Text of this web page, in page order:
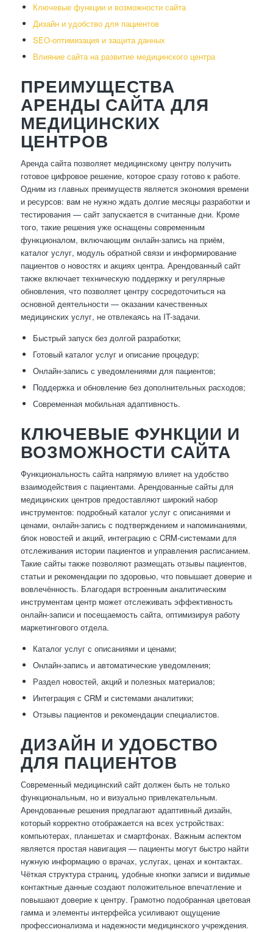
Ключевые функции и возможности сайта
Дизайн и удобство для пациентов
SEO-оптимизация и защита данных
Влияние сайта на развитие медицинского центра
ПРЕИМУЩЕСТВА
АРЕНДЫ САЙТА ДЛЯ
МЕДИЦИНСКИХ
ЦЕНТРОВ
Аренда сайта позволяет медицинскому центру получить
готовое цифровое решение, которое сразу готово к работе.
Одним из главных преимуществ является экономия времени
и ресурсов: вам не нужно ждать долгие месяцы разработки и
тестирования — сайт запускается в считанные дни. Кроме
того, такие решения уже оснащены современным
функционалом, включающим онлайн-запись на приём,
каталог услуг, модуль обратной связи и информирование
пациентов о новостях и акциях центра. Арендованный сайт
также включает техническую поддержку и регулярные
обновления, что позволяет центру сосредоточиться на
основной деятельности — оказании качественных
медицинских услуг, не отвлекаясь на IT-задачи.
Быстрый запуск без долгой разработки;
Готовый каталог услуг и описание процедур;
Онлайн-запись с уведомлениями для пациентов;
Поддержка и обновление без дополнительных расходов;
Современная мобильная адаптивность.
КЛЮЧЕВЫЕ ФУНКЦИИ И
ВОЗМОЖНОСТИ САЙТА
Функциональность сайта напрямую влияет на удобство
взаимодействия с пациентами. Арендованные сайты для
медицинских центров предоставляют широкий набор
инструментов: подробный каталог услуг с описаниями и
ценами, онлайн-запись с подтверждением и напоминаниями,
блок новостей и акций, интеграцию с CRM-системами для
отслеживания истории пациентов и управления расписанием.
Такие сайты также позволяют размещать отзывы пациентов,
статьи и рекомендации по здоровью, что повышает доверие и
вовлечённость. Благодаря встроенным аналитическим
инструментам центр может отслеживать эффективность
онлайн-записи и посещаемость сайта, оптимизируя работу
маркетингового отдела.
Каталог услуг с описаниями и ценами;
Онлайн-запись и автоматические уведомления;
Раздел новостей, акций и полезных материалов;
Интеграция с CRM и системами аналитики;
Отзывы пациентов и рекомендации специалистов.
ДИЗАЙН И УДОБСТВО
ДЛЯ ПАЦИЕНТОВ
Современный медицинский сайт должен быть не только
функциональным, но и визуально привлекательным.
Арендованные решения предлагают адаптивный дизайн,
который корректно отображается на всех устройствах:
компьютерах, планшетах и смартфонах. Важным аспектом
является простая навигация — пациенты могут быстро найти
нужную информацию о врачах, услугах, ценах и контактах.
Чёткая структура страниц, удобные кнопки записи и видимые
контактные данные создают положительное впечатление и
повышают доверие к центру. Грамотно подобранная цветовая
гамма и элементы интерфейса усиливают ощущение
профессионализма и надежности медицинского учреждения.